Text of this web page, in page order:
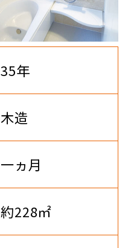
35年
木造
一ヵ月
約228㎡